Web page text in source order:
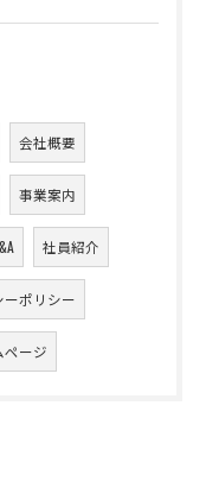
会社概要
事業案内
社員紹介
ーポリシー
ページ